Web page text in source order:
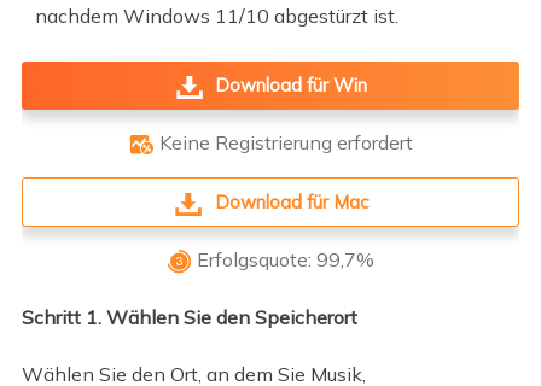
nachdem Windows 11/10 abgestürzt ist.
Download für Win
 Keine Registrierung erfordert
Download für Mac
 Erfolgsquote: 99,7%
Schritt 1. Wählen Sie den Speicherort
Wählen Sie den Ort, an dem Sie Musik,